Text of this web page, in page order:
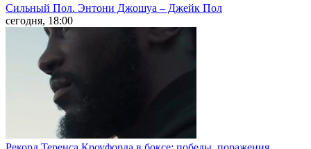
Сильный Пол. Энтони Джошуа – Джейк Пол
сегодня, 18:00